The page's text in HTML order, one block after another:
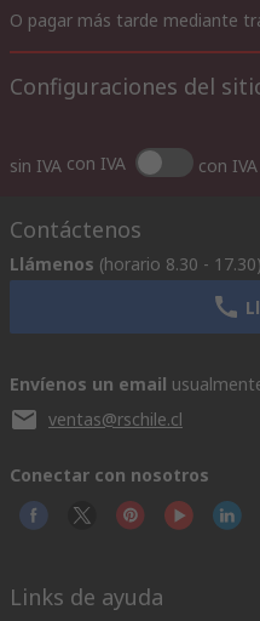
O pagar más tarde mediante
Configuraciones del
sin IVA con IVA con IVA
Contáctenos
Llámenos (horario 8.30 - 17.30)
Envíenos un email
ventas@rschile.cl
Conectar con nosotros
Links de ayuda